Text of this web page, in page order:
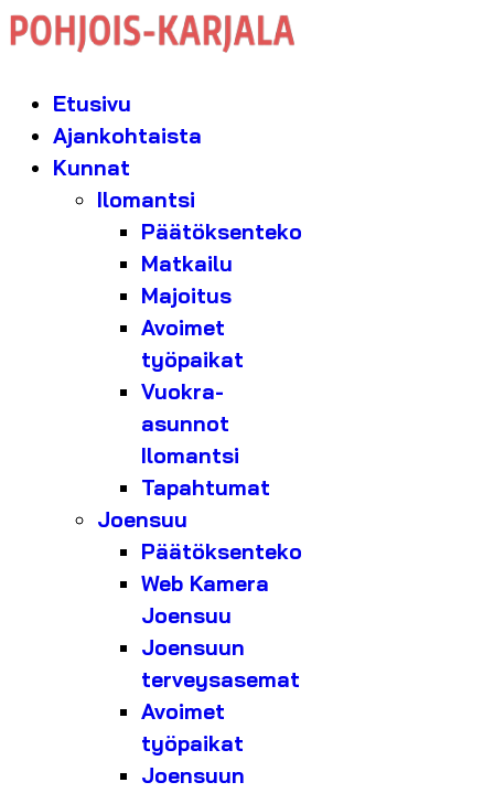
Etusivu
Ajankohtaista
Kunnat
Ilomantsi
Päätöksenteko
Matkailu
Majoitus
Avoimet
työpaikat
Vuokra-
asunnot
Ilomantsi
Tapahtumat
Joensuu
Päätöksenteko
Web Kamera
Joensuu
Joensuun
terveysasemat
Avoimet
työpaikat
Joensuun